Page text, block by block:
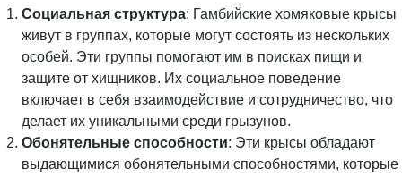
Социальная структура: Гамбийские хомяковые крысы
живут в группах, которые могут состоять из нескольких
особей. Эти группы помогают им в поисках пищи и
защите от хищников. Их социальное поведение
включает в себя взаимодействие и сотрудничество, что
делает их уникальными среди грызунов.
Обонятельные способности: Эти крысы обладают
выдающимися обонятельными способностями, которые